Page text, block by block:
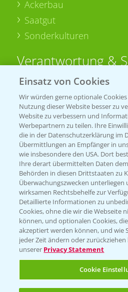
Ackerbau
Saatgut
Sonderkulturen
Verantwortung &
Sammelstellen und
PRE - Chemikalien sicher
Sammelstellen und
Kontakt & Notfall
Beratung auf
T.+49 (0)174 346
KONTAKT
Hilfe in Notfällen
Einsatz von Cookies
Wir würden gerne optionale
Nutzung dieser Website besser zu
Website zu verbessern und
Werbepartnern zu teilen. Ihre
die in der Datenschutzerklärung im
Übermittlungen an Empfänger in
wie insbesondere den USA. Dort
Ihre derart übermittelten Daten
Behörden in diesen Drittstaaten zu
Überwachungszwecken unterliegen
wirksamen Rechtsbehelfe zur
Detaillierte Informationen zu
Cookies, ohne die wir die Webseite
können, und optionalen Cookies,
akzeptiert werden können, und wie
jeder Zeit ändern oder
unserer Privacy Statement
Cookie